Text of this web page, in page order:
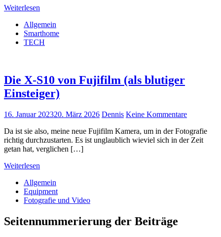
Weiterlesen
Allgemein
Smarthome
TECH
Die X-S10 von Fujifilm (als blutiger
Einsteiger)
16. Januar 202320. März 2026 Dennis Keine Kommentare
Da ist sie also, meine neue Fujifilm Kamera, um in der Fotografie
richtig durchzustarten. Es ist unglaublich wieviel sich in der Zeit
getan hat, verglichen […]
Weiterlesen
Allgemein
Equipment
Fotografie und Video
Seitennummerierung der Beiträge